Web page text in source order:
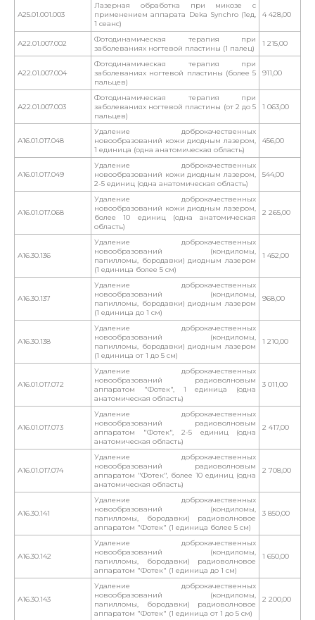
А25.01.001.003
Лазерная обработка при микозе с
применением аппарата Deka Synchro (1ед,
1 сеанс)
4 428,00
А22.01.007.002
Фотодинамическая терапия при
заболеваниях ногтевой пластины (1 палец)
1 215,00
А22.01.007.004
Фотодинамическая терапия при
заболеваниях ногтевой пластины (более 5
пальцев)
911,00
А22.01.007.003
Фотодинамическая терапия при
заболеваниях ногтевой пластины (от 2 до 5
пальцев)
1 063,00
А16.01.017.048
Удаление доброкачественных
новообразований кожи диодным лазером,
1 единица (одна анатомическая область)
456,00
А16.01.017.049
Удаление доброкачественных
новообразований кожи диодным лазером,
2-5 единиц (одна анатомическая область)
544,00
А16.01.017.068
Удаление доброкачественных
новообразований кожи диодным лазером,
более 10 единиц (одна анатомическая
область)
2 265,00
А16.30.136
Удаление доброкачественных
новообразований (кондиломы,
папилломы, бородавки) диодным лазером
(1 единица более 5 см)
1 452,00
А16.30.137
Удаление доброкачественных
новообразований (кондиломы,
папилломы, бородавки) диодным лазером
(1 единица до 1 см)
968,00
А16.30.138
Удаление доброкачественных
новообразований (кондиломы,
папилломы, бородавки) диодным лазером
(1 единица от 1 до 5 см)
1 210,00
А16.01.017.072
Удаление доброкачественных
новообразований радиоволновым
аппаратом "Фотек", 1 единица (одна
анатомическая область)
3 011,00
А16.01.017.073
Удаление доброкачественных
новообразований радиоволновым
аппаратом "Фотек", 2-5 единиц (одна
анатомическая область)
2 417,00
А16.01.017.074
Удаление доброкачественных
новообразований радиоволновым
аппаратом "Фотек", более 10 единиц (одна
анатомическая область)
2 708,00
А16.30.141
Удаление доброкачественных
новообразований (кондиломы,
папилломы, бородавки) радиоволновое
аппаратом "Фотек" (1 единица более 5 см)
3 850,00
А16.30.142
Удаление доброкачественных
новообразований (кондиломы,
папилломы, бородавки) радиоволновое
аппаратом "Фотек" (1 единица до 1 см)
1 650,00
А16.30.143
Удаление доброкачественных
новообразований (кондиломы,
папилломы, бородавки) радиоволновое
аппаратом "Фотек" (1 единица от 1 до 5 см)
2 200,00